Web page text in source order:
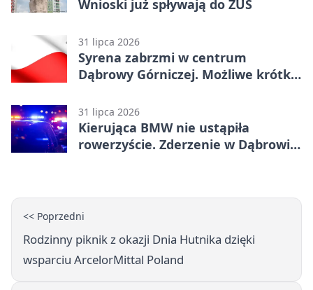
Wnioski już spływają do ZUS
31 lipca 2026
Syrena zabrzmi w centrum
Dąbrowy Górniczej. Możliwe krótkie
31 lipca 2026
Kierująca BMW nie ustąpiła
rowerzyście. Zderzenie w Dąbrowie
<< Poprzedni
Rodzinny piknik z okazji Dnia Hutnika dzięki
wsparciu ArcelorMittal Poland